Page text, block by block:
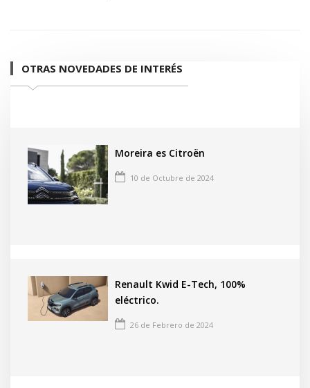
OTRAS NOVEDADES DE INTERÉS
Moreira es Citroën
10 de Octubre de 2024
Renault Kwid E-Tech, 100%
eléctrico.
26 de Febrero de 2024